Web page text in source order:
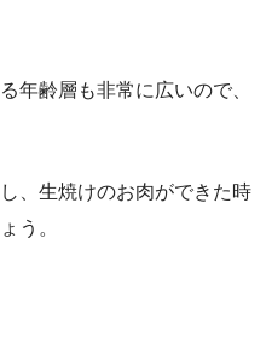
年齢層も非常に広いので、
、生焼けのお肉ができた時
う。